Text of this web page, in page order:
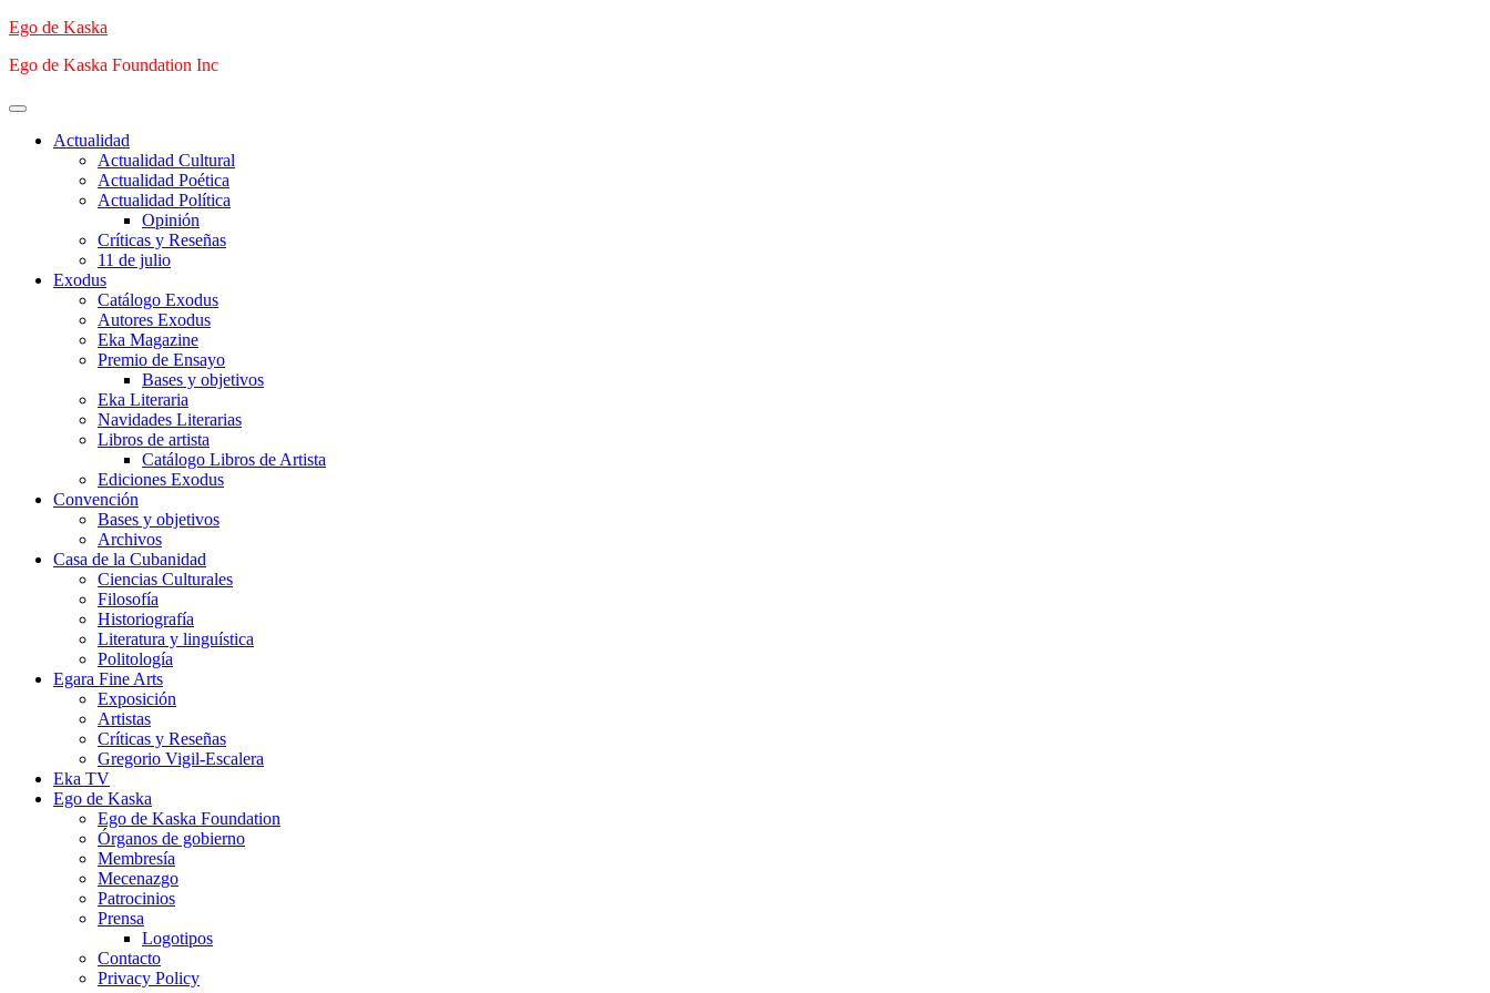
Saltar
contenido
Ego de Kaska
Ego de Kaska Foundation Inc
Menú
principalActualidad
Actualidad Cultural
Actualidad Poética
Actualidad Política
Opinión
Críticas y Reseñas
11 de julio
Exodus
Catálogo Exodus
Autores Exodus
Eka Magazine
Premio de Ensayo
Bases y objetivos
Eka Literaria
Navidades Literarias
Libros de artista
Catálogo Libros de Artista
Ediciones Exodus
Convención
Bases y objetivos
Archivos
Casa de la Cubanidad
Ciencias Culturales
Filosofía
Historiografía
Literatura y linguística
Politología
Egara Fine Arts
Exposición
Artistas
Críticas y Reseñas
Gregorio Vigil-Escalera
Eka TV
Ego de Kaska
Ego de Kaska Foundation
Órganos de gobierno
Membresía
Mecenazgo
Patrocinios
Prensa
Logotipos
Contacto
Privacy Policy